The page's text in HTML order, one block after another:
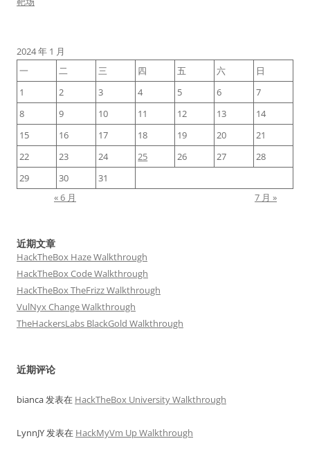
2024 年 1 月
一
二 三 四 五 六
日
1
2 3 4 5 6
7
8
9 10 11 12 13
14
15
16 17 18 19 20
21
22
23 24 25 26 27
28
29
30
31
« 6 月
7 月 »
近期文章
HackTheBox Haze Walkthrough
HackTheBox Code Walkthrough
HackTheBox TheFrizz Walkthrough
VulNyx Change Walkthrough
TheHackersLabs BlackGold Walkthrough
近期评论
bianca发表在 HackTheBox University Walkthrough
LynnJY发表在 HackMyVm Up Walkthrough